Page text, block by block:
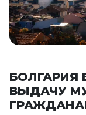
БОЛГАРИЯ
ВЫДАЧУ